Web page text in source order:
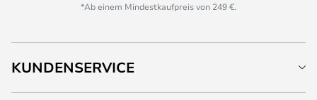
*Ab einem Mindestkaufpreis von 249 €.
KUNDENSERVICE